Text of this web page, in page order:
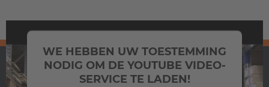
WE HEBBEN UW TOESTEMMING
NODIG OM DE YOUTUBE VIDEO-
SERVICE TE LADEN!